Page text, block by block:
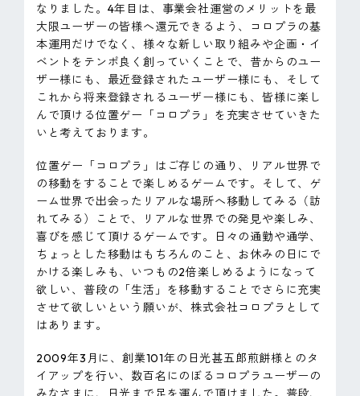
なりました。4年目は、事業会社運営のメリットを最
大限ユーザーの皆様へ還元できるよう、コロプラの基
本運用だけでなく、様々な新しい取り組みや企画・イ
ベントをテンポ良く創っていくことで、昔からのユー
ザー様にも、最近登録されたユーザー様にも、そして
これから将来登録されるユーザー様にも、皆様に楽し
んで頂ける位置ゲー「コロプラ」を充実させていきた
いと考えております。
位置ゲー「コロプラ」はご存じの通り、リアル世界で
の移動をすることで楽しめるゲームです。そして、ゲ
ーム世界で出会ったリアルな場所へ移動してみる（訪
れてみる）ことで、リアルな世界での発見や楽しみ、
喜びを感じて頂けるゲームです。日々の通勤や通学、
ちょっとした移動はもちろんのこと、お休みの日にで
かける楽しみも、いつもの2倍楽しめるようになって
欲しい、普段の「生活」を移動することでさらに充実
させて欲しいという願いが、株式会社コロプラとして
はあります。
2009年3月に、創業101年の日光甚五郎煎餅様とのタ
イアップを行い、数百名にのぼるコロプラユーザーの